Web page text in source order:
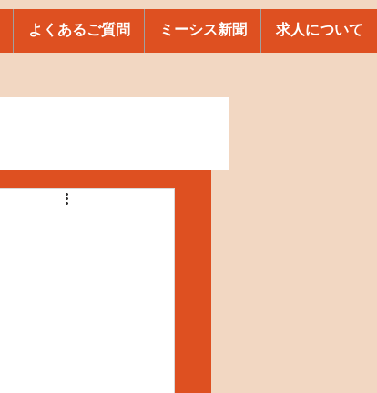
よくあるご質問 ミーシス新聞 求人について